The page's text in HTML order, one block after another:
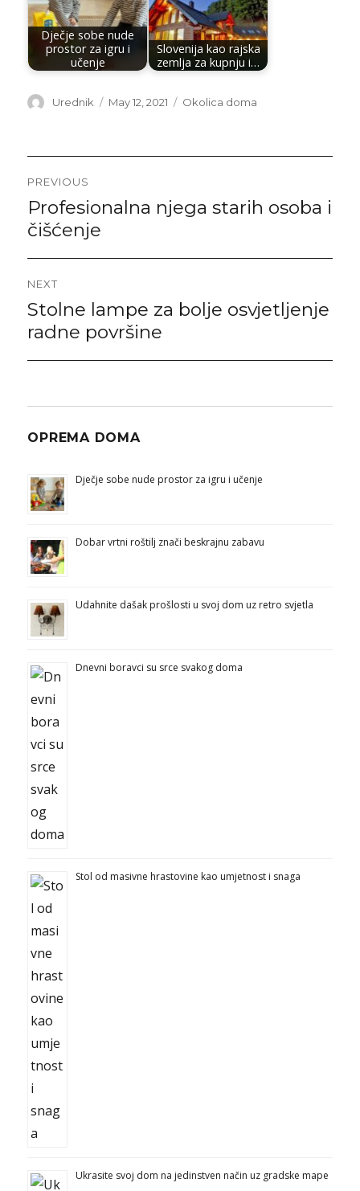
Dječje sobe nude
prostor za igru i
učenje
Slovenija kao rajska
zemlja za kupnju i…
Author
Urednik
Posted
May 12, 2021 Categories
Okolica doma
navigation
PREVIOUS
Previous
post:
Profesionalna njega starih osoba i
čišćenje
NEXT
Next
Stolne lampe za bolje osvjetljenje
radne površine
OPREMA DOMA
Dječje sobe nude prostor za igru i učenje
Dobar vrtni roštilj znači beskrajnu zabavu
Udahnite dašak prošlosti u svoj dom uz retro svjetla
Dnevni boravci su srce svakog doma
Stol od masivne hrastovine kao umjetnost i snaga
Ukrasite svoj dom na jedinstven način uz gradske mape